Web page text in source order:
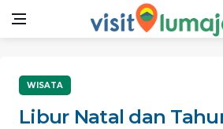
WISATA
Libur Natal dan